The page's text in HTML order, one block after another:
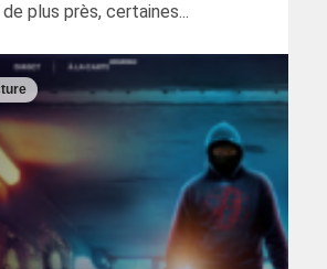
plus près, certaines...